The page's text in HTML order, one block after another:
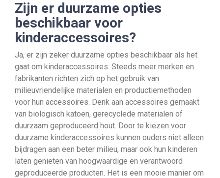
Zijn er duurzame opties
beschikbaar voor
kinderaccessoires?
Ja, er zijn zeker duurzame opties beschikbaar als het
gaat om kinderaccessoires. Steeds meer merken en
fabrikanten richten zich op het gebruik van
milieuvriendelijke materialen en productiemethoden
voor hun accessoires. Denk aan accessoires gemaakt
van biologisch katoen, gerecyclede materialen of
duurzaam geproduceerd hout. Door te kiezen voor
duurzame kinderaccessoires kunnen ouders niet alleen
bijdragen aan een beter milieu, maar ook hun kinderen
laten genieten van hoogwaardige en verantwoord
geproduceerde producten. Het is een mooie manier om